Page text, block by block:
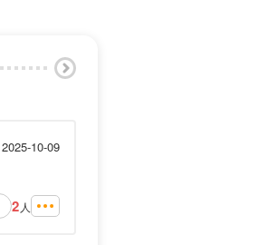
2025-10-09
2 人